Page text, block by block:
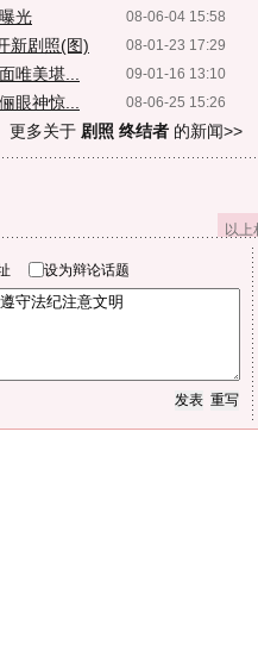
08-06-04 15:58
光
08-01-23 17:29
新剧照(图)
09-01-16 13:10
唯美堪...
08-06-25 15:26
眼神惊...
更多关于 剧照 终结者 的新闻>>
以
址 设为辩论话题